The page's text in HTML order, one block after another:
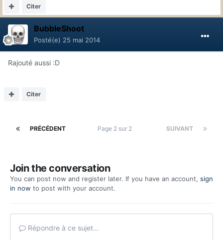
Citer
BubbleShoot
Posté(e) 25 mai 2014
Rajouté aussi :D
Citer
PRÉCÉDENT SUIVANT
Page 2 sur 2
Join the conversation
You can post now and register later. If you have an account, sign
in now to post with your account.
Répondre à ce sujet…